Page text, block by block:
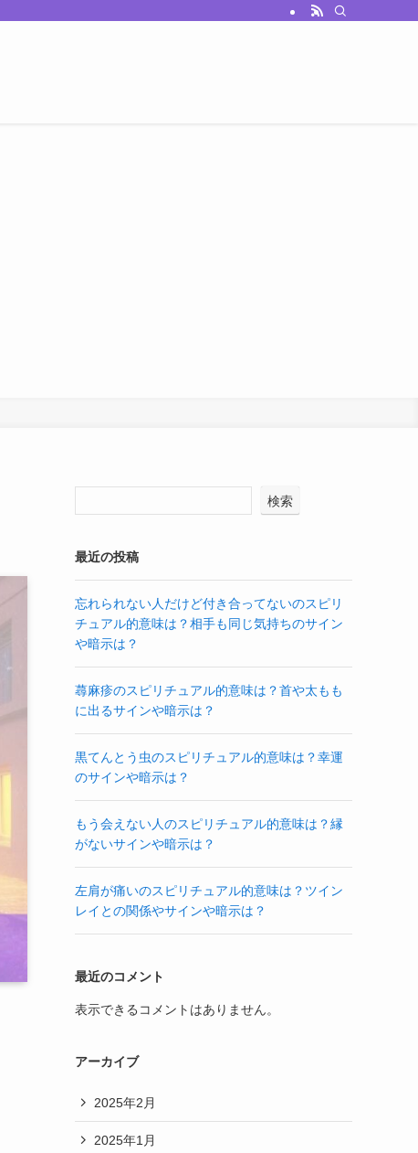
検索
最近の投稿
忘れられない人だけど付き合ってないのスピリ
チュアル的意味は？相手も同じ気持ちのサイン
や暗示は？
蕁麻疹のスピリチュアル的意味は？首や太もも
に出るサインや暗示は？
黒てんとう虫のスピリチュアル的意味は？幸運
のサインや暗示は？
もう会えない人のスピリチュアル的意味は？縁
がないサインや暗示は？
左肩が痛いのスピリチュアル的意味は？ツイン
レイとの関係やサインや暗示は？
最近のコメント
表示できるコメントはありません。
アーカイブ
2025年2月
2025年1月